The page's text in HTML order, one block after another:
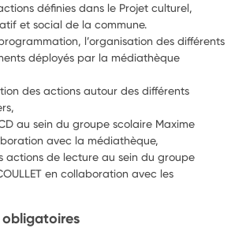
définies dans le Projet culturel,
et social de la commune.
l’organisation des différents
déployés par la médiathèque
des actions autour des différents
au sein du groupe scolaire Maxime
avec la médiathèque,
actions de lecture au sein du groupe
en collaboration avec les